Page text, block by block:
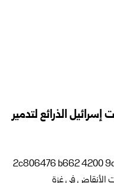
الذرائع لتدمير